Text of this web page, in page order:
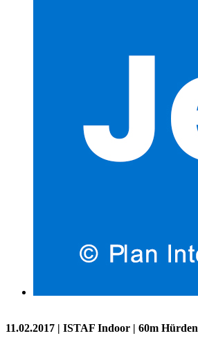
11.02.2017 | ISTAF Indoor | 60m Hürden